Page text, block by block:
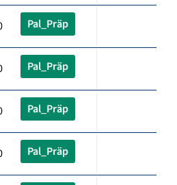
Pal_Präp
Pal_Präp
Pal_Präp
Pal_Präp